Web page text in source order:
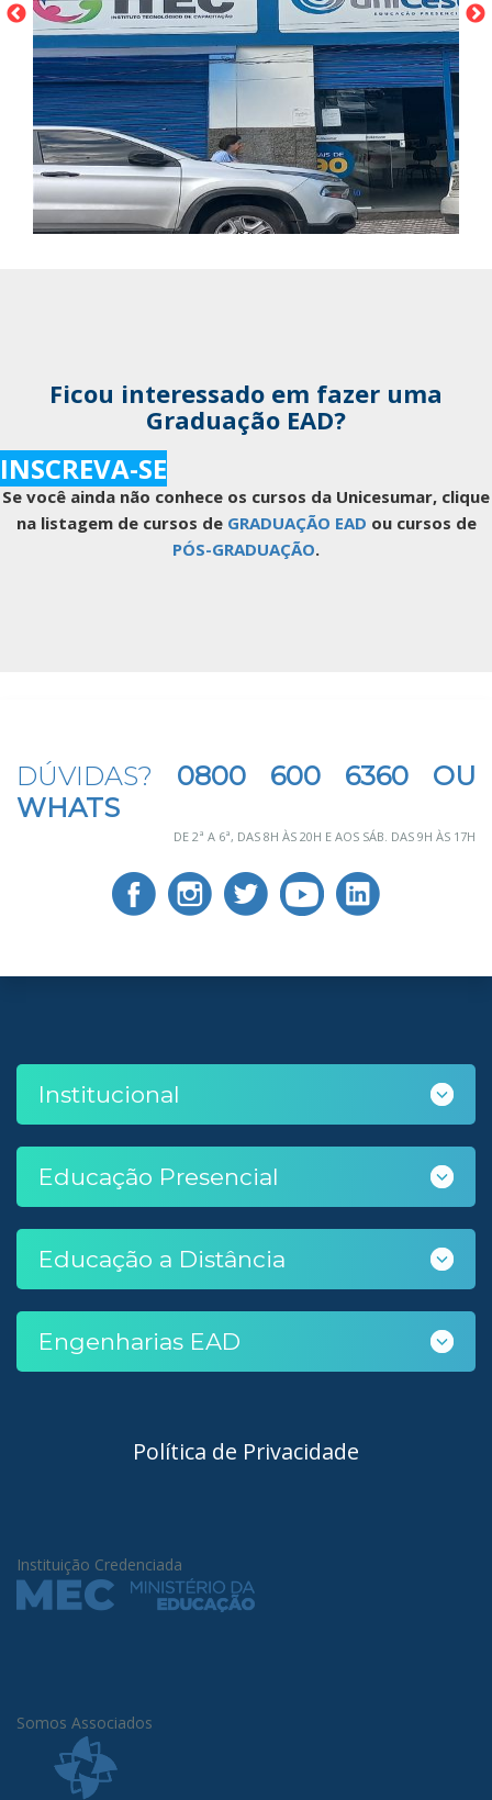
Ficou interessado em fazer uma
Graduação EAD?
INSCREVA-SE
Se você ainda não conhece os cursos da Unicesumar, clique
na listagem de cursos de GRADUAÇÃO EAD ou cursos de
PÓS-GRADUAÇÃO.
DÚVIDAS? 0800 600 6360 OU
WHATS
DE 2ª A 6ª, DAS 8H ÀS 20H E AOS SÁB. DAS 9H ÀS 17H
Institucional
Educação Presencial
Educação a Distância
Engenharias EAD
Política de Privacidade
Instituição Credenciada
Somos Associados